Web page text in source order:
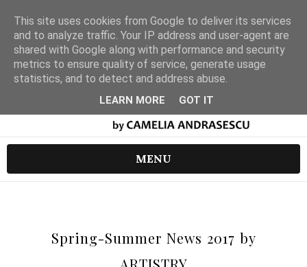
MENU
Spring-Summer News 2017 by
This site uses cookies from Google to deliver its services
and to analyze traffic. Your IP address and user-agent are
shared with Google along with performance and security
metrics to ensure quality of service, generate usage
statistics, and to detect and address abuse.
LEARN MORE GOT IT